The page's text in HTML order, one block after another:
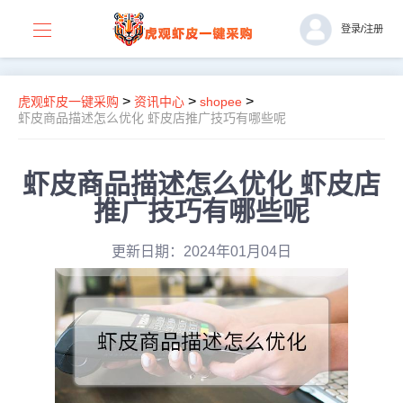
登录/注册
虎观虾皮一键采购 > 资讯中心 > shopee >
虾皮商品描述怎么优化 虾皮店推广技巧有哪些呢
虾皮商品描述怎么优化 虾皮店
推广技巧有哪些呢
更新日期：2024年01月04日